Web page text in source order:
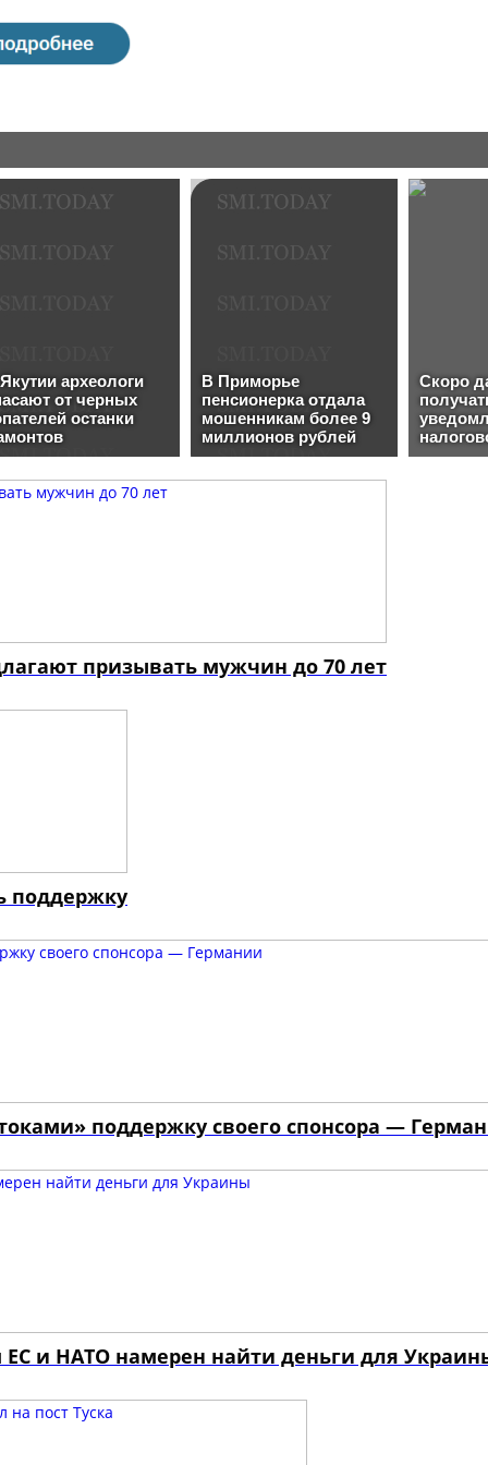
призывать мужчин до 70 лет
поддержку
поддержку своего спонсора —
и НАТО намерен найти деньги для